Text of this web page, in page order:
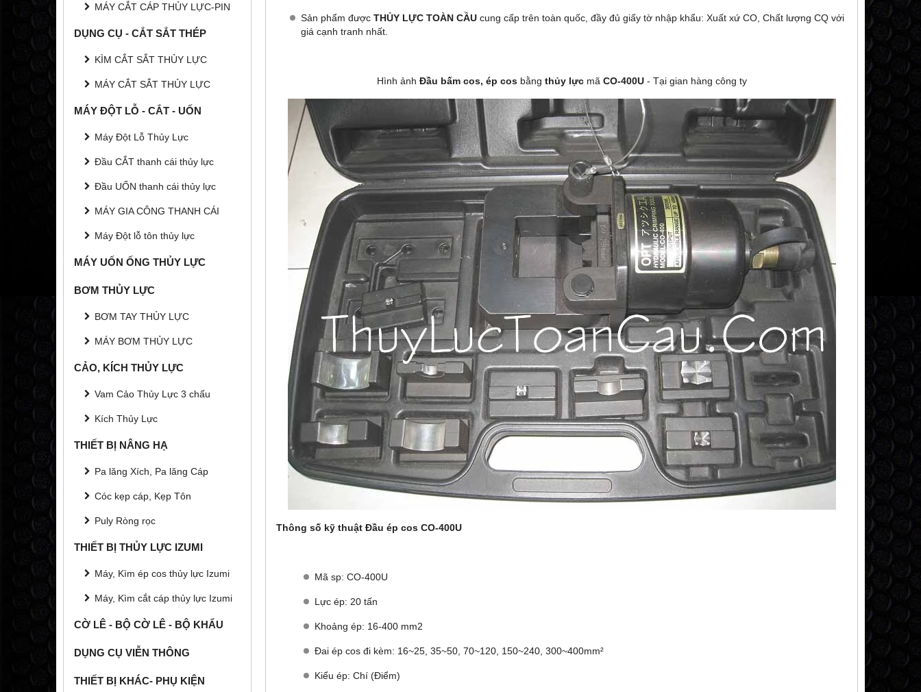
MÁY CẮT CÁP THỦY LỰC-PIN
DỤNG CỤ - CẮT SẮT THÉP
KÌM CẮT SẮT THỦY LỰC
MÁY CẮT SẮT THỦY LỰC
MÁY ĐỘT LỖ - CẮT - UỐN
Máy Đột Lỗ Thủy Lực
Đầu CẮT thanh cái thủy lực
Đầu UỐN thanh cái thủy lực
MÁY GIA CÔNG THANH CÁI
Máy Đột lỗ tôn thủy lực
MÁY UỐN ỐNG THỦY LỰC
BƠM THỦY LỰC
BƠM TAY THỦY LỰC
MÁY BƠM THỦY LỰC
CẢO, KÍCH THỦY LỰC
Vam Cảo Thủy Lực 3 chấu
Kích Thủy Lực
THIẾT BỊ NÂNG HẠ
Pa lăng Xích, Pa lăng Cáp
Cóc kẹp cáp, Kẹp Tôn
Puly Ròng rọc
THIẾT BỊ THỦY LỰC IZUMI
Máy, Kìm ép cos thủy lực Izumi
Máy, Kìm cắt cáp thủy lực Izumi
CỜ LÊ - BỘ CỜ LÊ - BỘ KHẨU
DỤNG CỤ VIỄN THÔNG
THIẾT BỊ KHÁC- PHỤ KIỆN
Sản phẩm được THỦY LỰC TOÀN CẦU cung cấp trên toàn quốc, đầy đủ giấy tờ nhập khẩu: Xuất xứ CO, Chất lượng CQ với
giá cạnh tranh nhất.
Hình ảnh Đầu bấm cos, ép cos bằng thủy lực mãCO-400U - Tại gian hàng công ty
Thông số kỹ thuật Đầu ép cos CO-400U
Mã sp: CO-400U
Lực ép: 20 tấn
Khoảng ép: 16-400 mm2
Đai ép cos đi kèm: 16~25, 35~50, 70~120, 150~240, 300~400mm²
Kiểu ép: Chí (Điểm)